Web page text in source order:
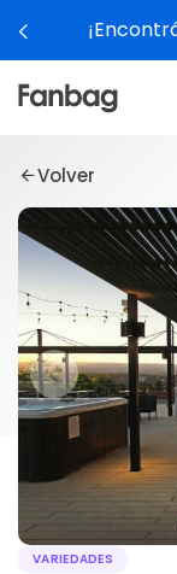
Volver
VARIEDADES